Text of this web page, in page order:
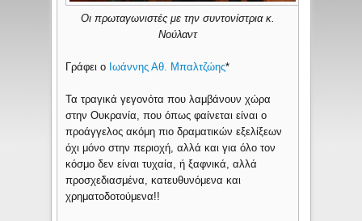
Οι πρωταγωνιστές με την συντονίστρια κ.
Νούλαντ
Γράφει ο Ιωάννης Αθ. Μπαλτζώης*
Τα τραγικά γεγονότα που λαμβάνουν χώρα
στην Ουκρανία, που όπως φαίνεται είναι ο
προάγγελος ακόμη πιο δραματικών εξελίξεων
όχι μόνο στην περιοχή, αλλά και για όλο τον
κόσμο δεν είναι τυχαία, ή ξαφνικά, αλλά
προσχεδιασμένα, κατευθυνόμενα και
χρηματοδοτούμενα!!